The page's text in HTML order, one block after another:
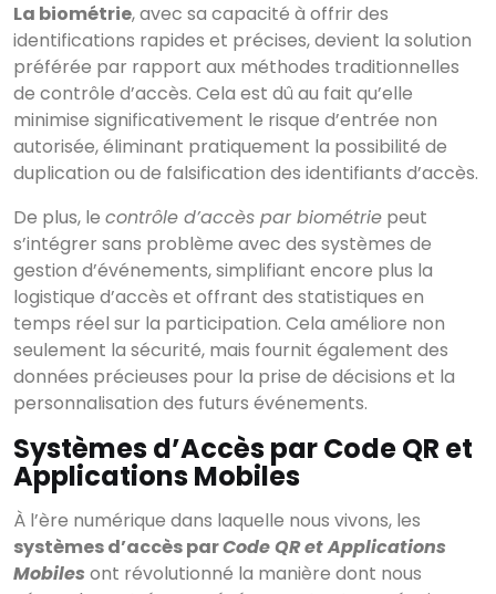
La biométrie, avec sa capacité à offrir des
identifications rapides et précises, devient la solution
préférée par rapport aux méthodes traditionnelles
de contrôle d’accès. Cela est dû au fait qu’elle
minimise significativement le risque d’entrée non
autorisée, éliminant pratiquement la possibilité de
duplication ou de falsification des identifiants d’accès.
De plus, le contrôle d’accès par biométrie peut
s’intégrer sans problème avec des systèmes de
gestion d’événements, simplifiant encore plus la
logistique d’accès et offrant des statistiques en
temps réel sur la participation. Cela améliore non
seulement la sécurité, mais fournit également des
données précieuses pour la prise de décisions et la
personnalisation des futurs événements.
Systèmes d’Accès par Code QR et
Applications Mobiles
À l’ère numérique dans laquelle nous vivons, les
systèmes d’accès parCode QR et Applications
Mobiles ont révolutionné la manière dont nous